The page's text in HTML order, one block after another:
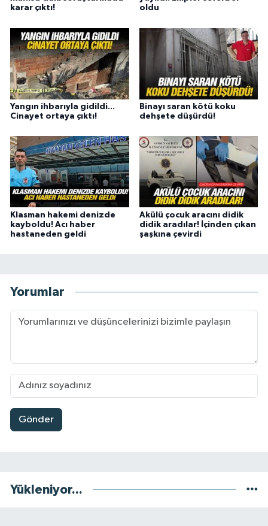
karar çıktı!
oldu
Yangın ihbarıyla gidildi...
Cinayet ortaya çıktı!
Binayı saran kötü koku
dehşete düşürdü!
Klasman hakemi denizde
kayboldu! Acı haber
hastaneden geldi
Akülü çocuk aracını didik
didik aradılar! İçinden çıkan
şaşkına çevirdi
Yorumlar
Gönder
Yükleniyor...